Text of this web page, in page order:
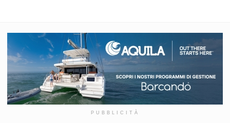
PUBBLICITÀ